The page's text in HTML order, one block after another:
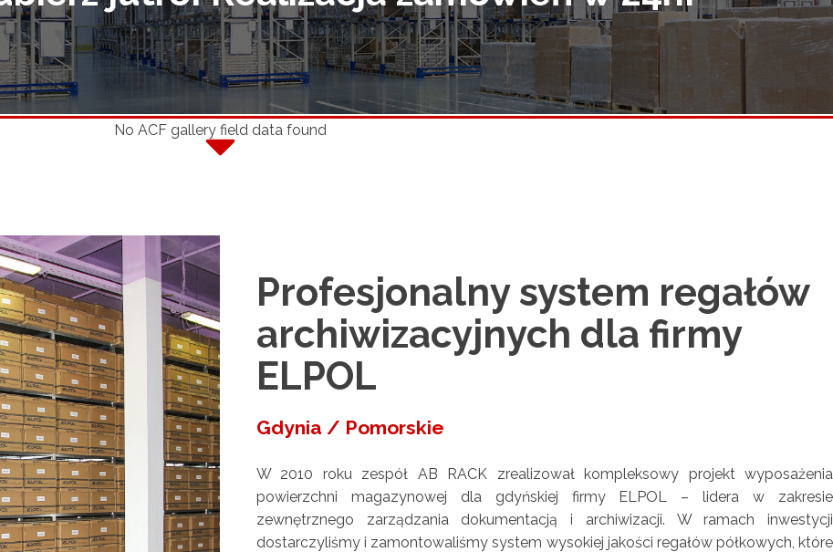
dla wojska
LONGSPAN
No ACF gallery field data found
Profesjonalny system regałów
archiwizacyjnych dla firmy
ELPOL
Gdynia / Pomorskie
W 2010 roku zespół AB RACK zrealizował kompleksowy projekt wyposażenia
powierzchni magazynowej dla gdyńskiej firmy ELPOL – lidera w zakresie
zewnętrznego zarządzania dokumentacją i archiwizacji. W ramach inwestycji
dostarczyliśmy i zamontowaliśmy system wysokiej jakości regałów półkowych, które